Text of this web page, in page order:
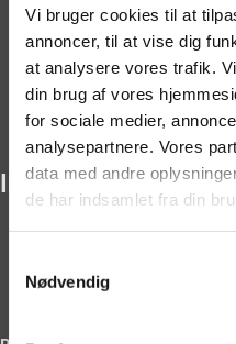
Vi bruger cookies til at
annoncer, til at vise dig
at analysere vores trafik.
din brug af vores
for sociale medier,
analysepartnere. Vores
data med andre
de har indsamlet fra din
Nødvendig
Kørselstillæg
FAQ
Om os
Galleri
Booking
IMG_3943net